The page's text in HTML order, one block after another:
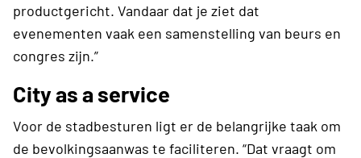
productgericht. Vandaar dat je ziet dat
evenementen vaak een samenstelling van beurs en
congres zijn.”
City as a service
Voor de stadbesturen ligt er de belangrijke taak om
de bevolkingsaanwas te faciliteren. “Dat vraagt om